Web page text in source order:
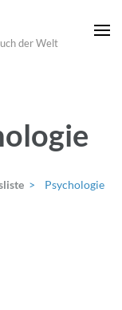
der Welt
> Psychologie